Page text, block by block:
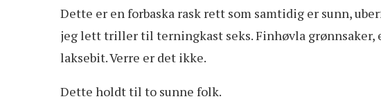
Dette er en forbaska rask rett som samtidig er sunn,
jeg lett triller til terningkast seks. Finhøvla
laksebit. Verre er det ikke.
Dette holdt til to sunne folk.